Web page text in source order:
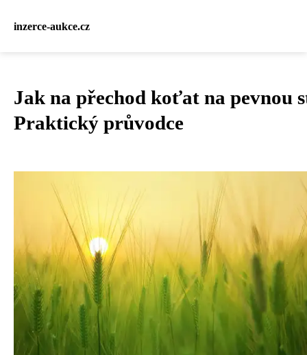
inzerce-aukce.cz
Jak na přechod koťat na pevnou
Praktický průvodce